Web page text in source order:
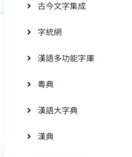
古今文字集成
字統網
漢語多功能字庫
粵典
漢語大字典
漢典